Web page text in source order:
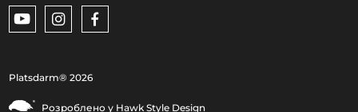
Platsdarm® 2026
Розроблено у Hawk Style Design